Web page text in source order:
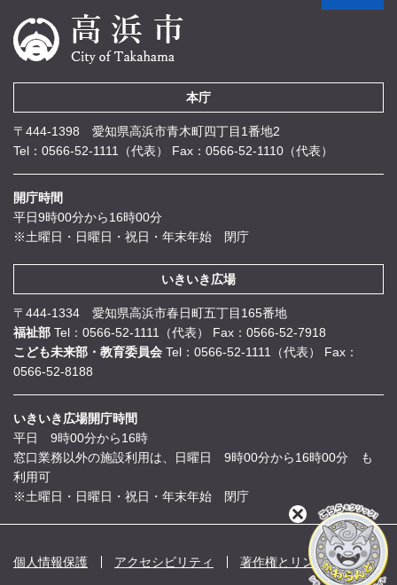
本庁
〒444-1398 愛知県高浜市青木町四丁目1番地2
Tel：0566-52-1111（代表）
Fax：0566-52-1110（代表）
開庁時間
平日9時00分から16時00分
※土曜日・日曜日・祝日・年末年始 閉庁
いきいき広場
〒444-1334 愛知県高浜市春日町五丁目165番地
福祉部 Tel：0566-52-1111（代表）
Fax：0566-52-7918
こども未来部・教育委員会 Tel：0566-52-1111（代表）
Fax：
0566-52-8188
いきいき広場開庁時間
平日 9時00分から16時
窓口業務以外の施設利用は、日曜日 9時00分から16時00分 も
利用可
※土曜日・日曜日・祝日・年末年始 閉庁
個人情報保護 アクセシビリティ 著作権とリンク
閉